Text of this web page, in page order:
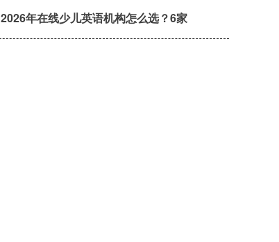
2026年在线少儿英语机构怎么选？6家